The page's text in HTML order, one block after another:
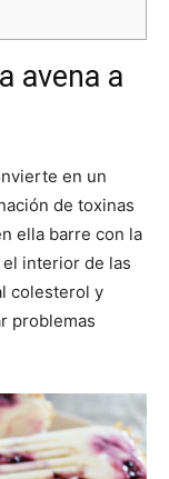
avena a
en un
de toxinas
ella barre con la
interior de las
colesterol y
problemas